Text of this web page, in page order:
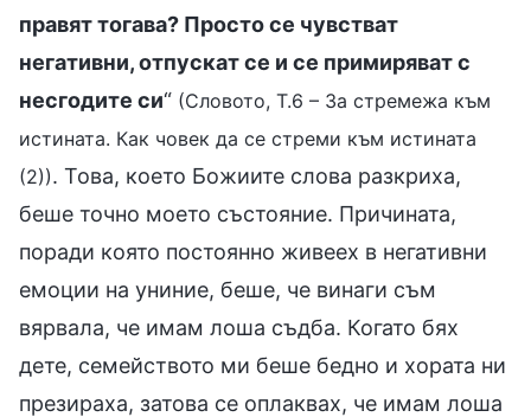
правят тогава? Просто се чувстват
негативни, отпускат се и се примиряват с
несгодите си“ (Словото, Т.6 – За стремежа към
истината. Как човек да се стреми към истината
(2)). Това, което Божиите слова разкриха,
беше точно моето състояние. Причината,
поради която постоянно живеех в негативни
емоции на униние, беше, че винаги съм
вярвала, че имам лоша съдба. Когато бях
дете, семейството ми беше бедно и хората ни
презираха, затова се оплаквах, че имам лоша